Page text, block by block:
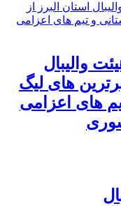
والیبال
های لیگ
های اعزامی